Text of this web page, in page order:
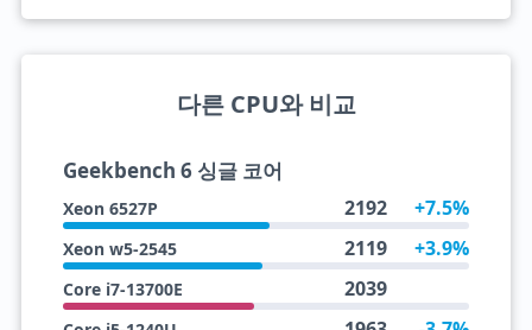
다른 CPU와 비교
Geekbench 6 싱글 코어
Xeon 6527P 2192 +7.5%
Xeon w5-2545 2119 +3.9%
Core i7-13700E 2039